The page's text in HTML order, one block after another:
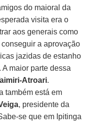
do maioral da
visita era o
aos generais como
a aprovação
jazidas de estanho
maior parte dessa
Atroari.
também está em
, presidente da
se que em Ipitinga